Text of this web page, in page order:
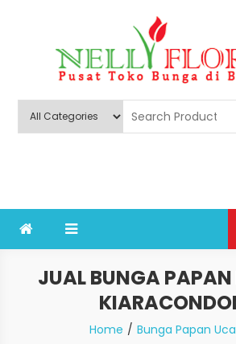
Nelly Florist
JUAL BUNGA
Home
Bunga Papan